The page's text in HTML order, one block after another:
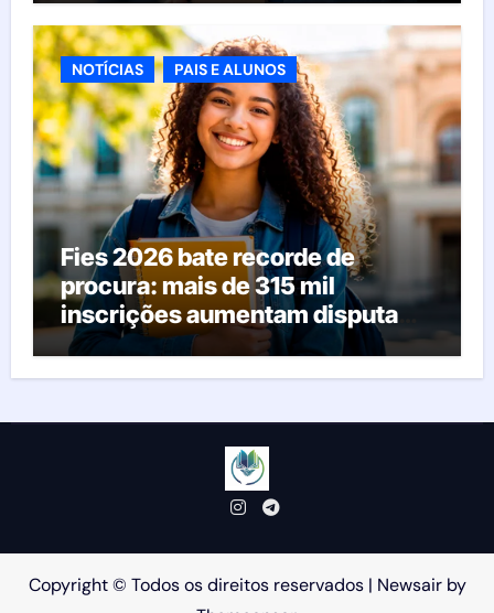
NOTÍCIAS PAIS E ALUNOS
Fies 2026 bate recorde de
procura: mais de 315 mil
inscrições aumentam disputa
pelas vagas; veja o que acontece
agora
Copyright © Todos os direitos reservados | Newsairby